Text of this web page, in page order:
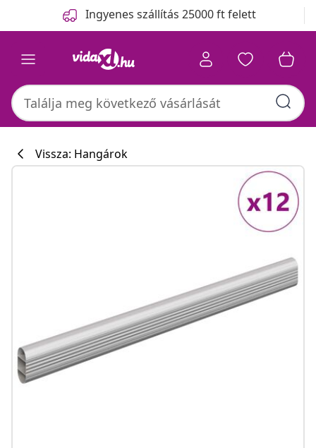
Ingyenes szállítás 25000 ft felett
Vissza: Hangárok